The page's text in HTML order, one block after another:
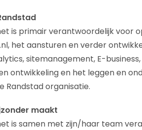
is primair verantwoordelijk voor
het aansturen en verder
sitemanagement, E-
ontwikkeling en het leggen en
Randstad organisatie.
maakt
is samen met zijn/haar team